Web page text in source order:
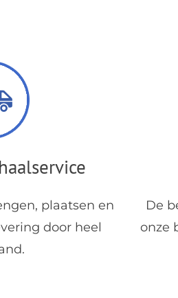
plaatsen en
door heel
De
onze